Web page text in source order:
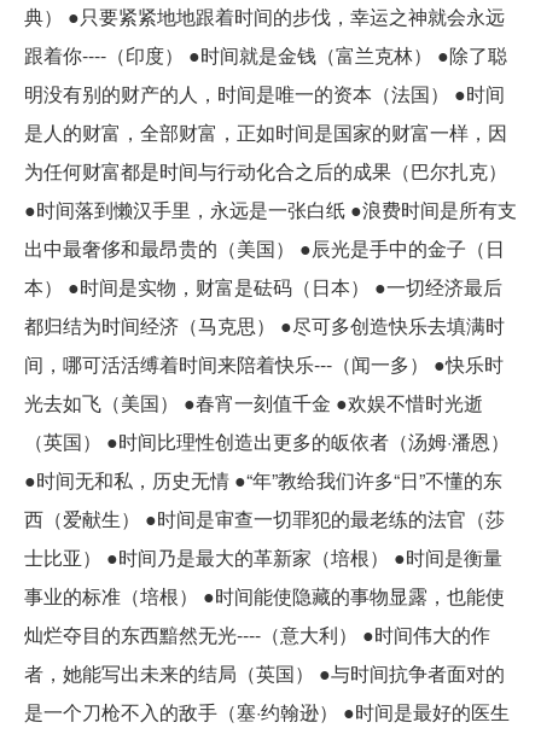
典） ●只要紧紧地地跟着时间的步伐，幸运之神就会永远
跟着你----（印度） ●时间就是金钱（富兰克林） ●除了聪
明没有别的财产的人，时间是唯一的资本（法国） ●时间
是人的财富，全部财富，正如时间是国家的财富一样，因
为任何财富都是时间与行动化合之后的成果（巴尔扎克）
●时间落到懒汉手里，永远是一张白纸 ●浪费时间是所有支
出中最奢侈和最昂贵的（美国） ●辰光是手中的金子（日
本） ●时间是实物，财富是砝码（日本） ●一切经济最后
都归结为时间经济（马克思） ●尽可多创造快乐去填满时
间，哪可活活缚着时间来陪着快乐---（闻一多） ●快乐时
光去如飞（美国） ●春宵一刻值千金 ●欢娱不惜时光逝
（英国） ●时间比理性创造出更多的皈依者（汤姆·潘恩）
●时间无和私，历史无情 ●“年”教给我们许多“日”不懂的东
西（爱献生） ●时间是审查一切罪犯的最老练的法官（莎
士比亚） ●时间乃是最大的革新家（培根） ●时间是衡量
事业的标准（培根） ●时间能使隐藏的事物显露，也能使
灿烂夺目的东西黯然无光----（意大利） ●时间伟大的作
者，她能写出未来的结局（英国） ●与时间抗争者面对的
是一个刀枪不入的敌手（塞·约翰逊） ●时间是最好的医生